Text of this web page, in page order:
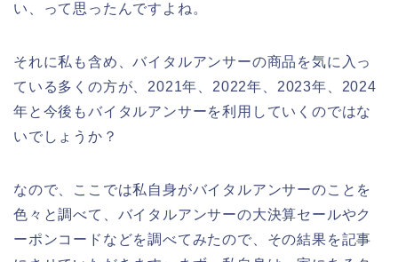
い、って思ったんですよね。
それに私も含め、バイタルアンサーの商品を気に入っ
ている多くの方が、2021年、2022年、2023年、2024
年と今後もバイタルアンサーを利用していくのではな
いでしょうか？
なので、ここでは私自身がバイタルアンサーのことを
色々と調べて、バイタルアンサーの大決算セールやク
ーポンコードなどを調べてみたので、その結果を記事